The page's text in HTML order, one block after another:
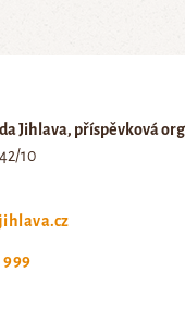
Jihlava, příspěvková
10
999